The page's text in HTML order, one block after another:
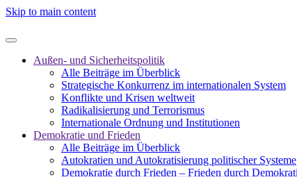
Skip to main content
Außen- und Sicherheitspolitik
Alle Beiträge im Überblick
Strategische Konkurrenz im internationalen System
Konflikte und Krisen weltweit
Radikalisierung und Terrorismus
Internationale Ordnung und Institutionen
Demokratie und Frieden
Alle Beiträge im Überblick
Autokratien und Autokratisierung politischer Systeme
Demokratie durch Frieden – Frieden durch